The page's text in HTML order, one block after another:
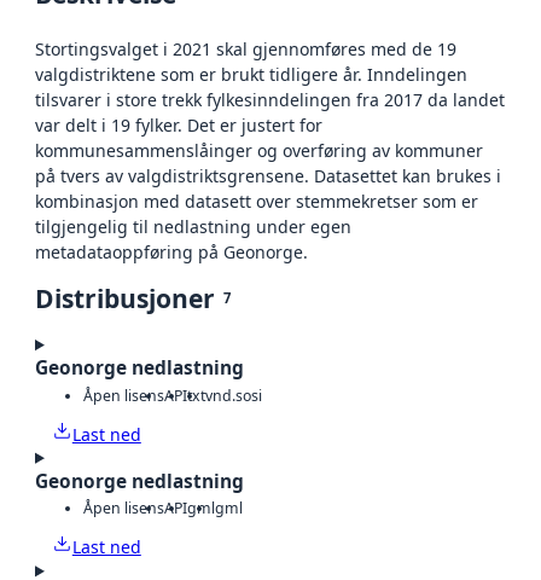
Stortingsvalget i 2021 skal gjennomføres med de 19
valgdistriktene som er brukt tidligere år. Inndelingen
tilsvarer i store trekk fylkesinndelingen fra 2017 da landet
var delt i 19 fylker. Det er justert for
kommunesammenslåinger og overføring av kommuner
på tvers av valgdistriktsgrensene. Datasettet kan brukes i
kombinasjon med datasett over stemmekretser som er
tilgjengelig til nedlastning under egen
metadataoppføring på Geonorge.
Distribusjoner 7
Geonorge nedlastning
Åpen lisensAPItxtvnd.sosi
Last ned
Geonorge nedlastning
Åpen lisensAPIgmlgml
Last ned